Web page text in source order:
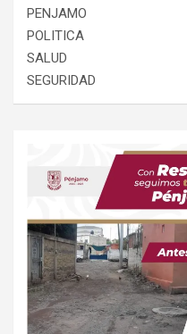
PENJAMO
POLITICA
SALUD
SEGURIDAD